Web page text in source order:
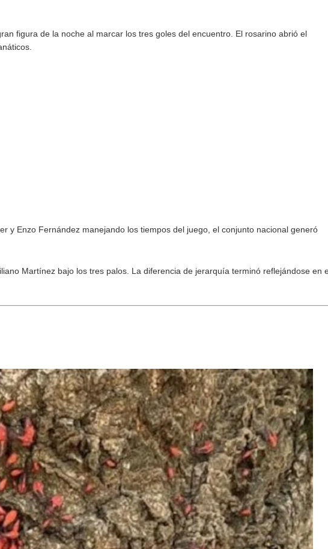
figura de la noche al marcar los tres goles del encuentro. El rosarino abrió el
y Enzo Fernández manejando los tiempos del juego, el conjunto nacional generó
Martínez bajo los tres palos. La diferencia de jerarquía terminó reflejándose en